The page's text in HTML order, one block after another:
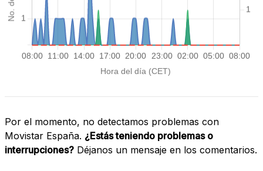
Por el momento, no detectamos problemas con
Movistar España. ¿Estás teniendo problemas o
interrupciones? Déjanos un mensaje en los comentarios.